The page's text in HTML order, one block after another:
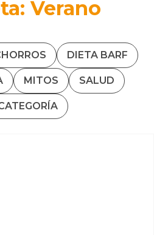
Verano
DIETA BARF
MITOS SALUD